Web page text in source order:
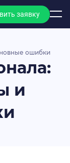
заявку
ошибки
и